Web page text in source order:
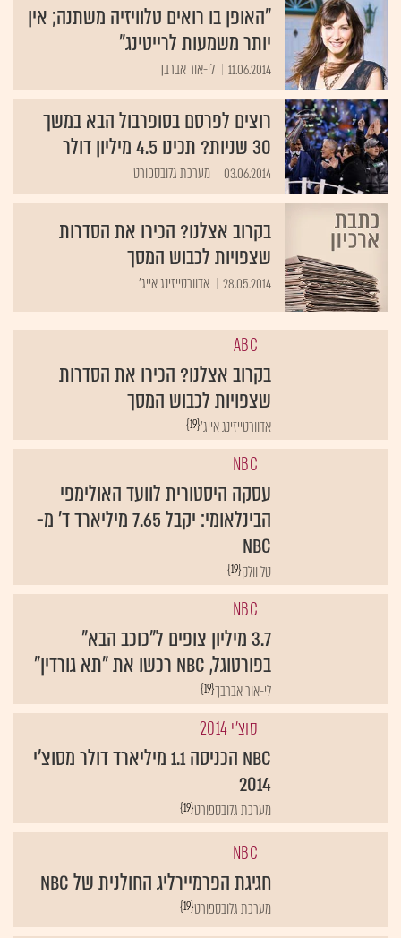
"האופן בו רואים טלוויזיה משתנה; אין
יותר משמעות לרייטינג"
11.06.2014 לי-אור אברבך
רוצים לפרסם בסופרבול הבא במשך
30 שניות? תכינו 4.5 מיליון דולר
03.06.2014 מערכת גלובספורט
בקרוב אצלנו? הכירו את הסדרות
שצפויות לכבוש המסך
28.05.2014 אדוורטייזינג אייג'
ABC
בקרוב אצלנו? הכירו את הסדרות
שצפויות לכבוש המסך
{19}אדוורטייזינג אייג'
NBC
עסקה היסטורית לוועד האולימפי
הבינלאומי: יקבל 7.65 מיליארד ד' מ-
NBC
{19}טל וולק
NBC
3.7 מיליון צופים ל"כוכב הבא"
בפורטוגל, NBC רכשו את "תא גורדין"
{19}לי-אור אברבך
סוצ'י 2014
NBC הכניסה 1.1 מיליארד דולר מסוצ'י
2014
{19}מערכת גלובספורט
NBC
חגיגת הפרמיירליג החולנית של NBC
{19}מערכת גלובספורט